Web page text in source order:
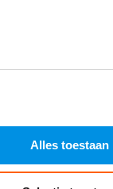
Alles toestaan